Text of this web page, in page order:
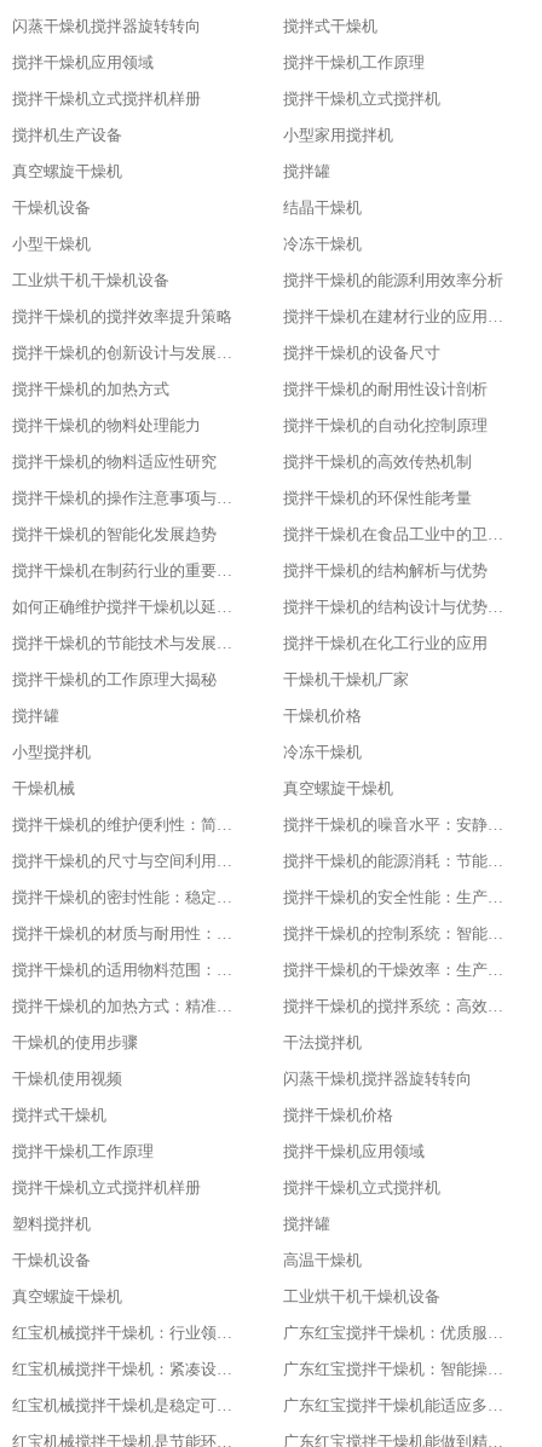
闪蒸干燥机搅拌器旋转转向
搅拌式干燥机
搅拌干燥机应用领域
搅拌干燥机工作原理
搅拌干燥机立式搅拌机样册
搅拌干燥机立式搅拌机
搅拌机生产设备
小型家用搅拌机
真空螺旋干燥机
搅拌罐
干燥机设备
结晶干燥机
小型干燥机
冷冻干燥机
工业烘干机干燥机设备
搅拌干燥机的能源利用效率分析
搅拌干燥机的搅拌效率提升策略
搅拌干燥机在建材行业的应用特点
搅拌干燥机的创新设计与发展历程
搅拌干燥机的设备尺寸
搅拌干燥机的加热方式
搅拌干燥机的耐用性设计剖析
搅拌干燥机的物料处理能力
搅拌干燥机的自动化控制原理
搅拌干燥机的物料适应性研究
搅拌干燥机的高效传热机制
搅拌干燥机的操作注意事项与安全保障
搅拌干燥机的环保性能考量
搅拌干燥机的智能化发展趋势
搅拌干燥机在食品工业中的卫生设计
搅拌干燥机在制药行业的重要应用
搅拌干燥机的结构解析与优势
如何正确维护搅拌干燥机以延长其使用寿命
搅拌干燥机的结构设计与优势分析
搅拌干燥机的节能技术与发展趋势
搅拌干燥机在化工行业的应用
搅拌干燥机的工作原理大揭秘
干燥机干燥机厂家
搅拌罐
干燥机价格
小型搅拌机
冷冻干燥机
干燥机械
真空螺旋干燥机
搅拌干燥机的维护便利性：简单易操作
搅拌干燥机的噪音水平：安静的工作环境
搅拌干燥机的尺寸与空间利用：灵活适应不同场地
搅拌干燥机的能源消耗：节能与高效的平衡
搅拌干燥机的密封性能：稳定干燥的关键
搅拌干燥机的安全性能：生产中的首要保障
搅拌干燥机的材质与耐用性：品质的坚实基础
搅拌干燥机的控制系统：智能化的操作体验
搅拌干燥机的适用物料范围：广泛的适应性
搅拌干燥机的干燥效率：生产效益的保障
搅拌干燥机的加热方式：精准控温的关键
搅拌干燥机的搅拌系统：高效混合的核心
干燥机的使用步骤
干法搅拌机
干燥机使用视频
闪蒸干燥机搅拌器旋转转向
搅拌式干燥机
搅拌干燥机价格
搅拌干燥机工作原理
搅拌干燥机应用领域
搅拌干燥机立式搅拌机样册
搅拌干燥机立式搅拌机
塑料搅拌机
搅拌罐
干燥机设备
高温干燥机
真空螺旋干燥机
工业烘干机干燥机设备
红宝机械搅拌干燥机：行业领先，值得信赖
广东红宝搅拌干燥机：优质服务，全程保障
红宝机械搅拌干燥机：紧凑设计，节省空间
广东红宝搅拌干燥机：智能操作，便捷高效
红宝机械搅拌干燥机是稳定可靠的伙伴
广东红宝搅拌干燥机能适应多种物料
红宝机械搅拌干燥机是节能环保新选择
广东红宝搅拌干燥机能做到精准控制，卓越品质